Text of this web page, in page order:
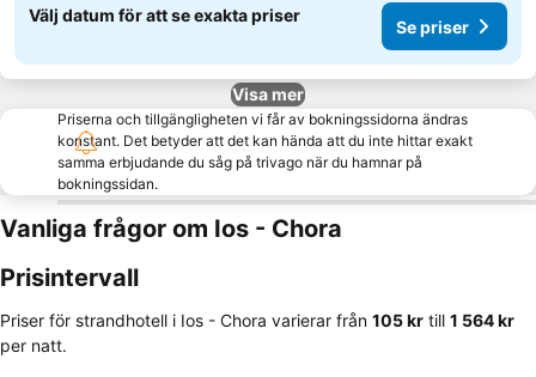
Välj datum för att se exakta priser
Se priser
Visa mer
Priserna och tillgängligheten vi får av bokningssidorna ändras
konstant. Det betyder att det kan hända att du inte hittar exakt
samma erbjudande du såg på trivago när du hamnar på
bokningssidan.
Vanliga frågor om Ios - Chora
Prisintervall
Priser för strandhotell i Ios - Chora varierar från ‎105 kr till ‎1 564 kr
per natt.